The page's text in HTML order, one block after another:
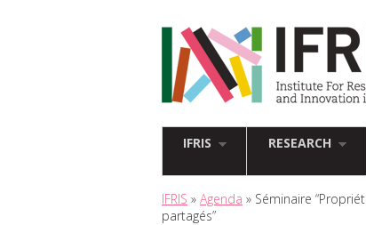
IFRIS RESEARCH
IFRIS » Agenda » Séminaire
partagés”